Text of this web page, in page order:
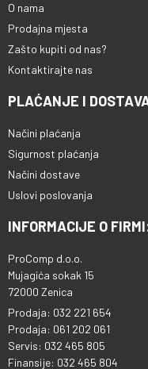
O nama
Prodajna mjesta
Zašto kupiti od nas?
Kontaktirajte nas
PLAĆANJE I
Načini plaćanja
Sigurnost plaćanja
Načini dostave
Uslovi poslovanja
INFORMACIJE O
ProComp d.o.o.
Mujagića sokak 15
72000 Zenica
Prodaja: 032 221 654
Prodaja: 061 202 061
Servis: 032 465 805
Finansije: 032 465 804